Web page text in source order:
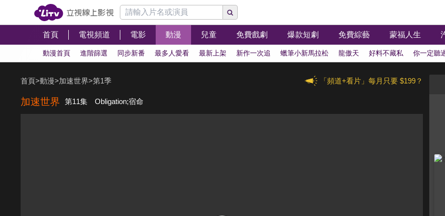
首頁 電視頻道 電影 動漫 兒童 免費戲劇 爆款短劇 免費綜藝 蒙福人生
動漫首頁 進階篩選 同步新番 最多人愛看 最新上架 新作一次追 蠟筆小新馬拉松 龍傲天 好料不藏私 你一定聽
「頻道+看片」每月只要 $199？
首頁>動漫>加速世界>第1季
加速世界 第11集 Obligation;宿命